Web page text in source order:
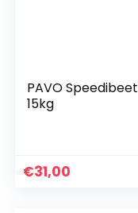
PAVO Speedibeet
15kg
€31,00